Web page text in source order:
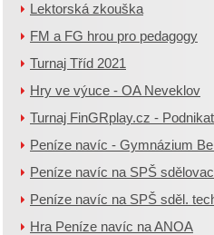
Lektorská zkouška
FM a FG hrou pro pedagogy
Turnaj Tříd 2021
Hry ve výuce - OA Neveklov
Turnaj FinGRplay.cz -
Peníze navíc - Gymnázium
Peníze navíc na SPŠ
Peníze navíc na SPŠ sděl.
Hra Peníze navíc na ANOA